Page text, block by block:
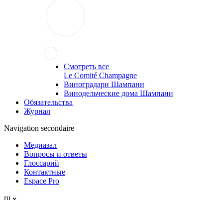
Смотреть все
Le Comité Champagne
Виноградари Шампани
Винодельческие дома Шампани
Обязательства
Журнал
Navigation secondaire
Медиазал
Вопросы и ответы
Глоссарий
Контактные
Espace Pro
ru